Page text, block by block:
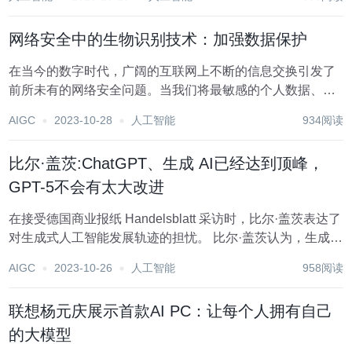
网络安全中的生物识别技术：加强数据保护
在当今的数字时代，广阔的互联网上不断的信息交换引发了
前所未有的网络安全问题。当我们将最敏感的个人数据、金
需求比以往任何时候都更加重要。面对不断变化的网络威
AIGC 2023-10-28 人工智能 934阅读
比尔·盖茨:ChatGPT、生成 AI已经达到顶峰，
GPT-5不会有太大改进
在接受德国商业报纸 Handelsblatt 采访时，比尔·盖茨表达了
对生成式人工智能发展轨迹的担忧。 比尔·盖茨认为，生成式
集中在完善而不是增加新的主要功能，包括OpenAI的GPT-5
AIGC 2023-10-26 人工智能 958阅读
联想杨元庆展示首款AI PC：让每个人拥有自己
的大模型